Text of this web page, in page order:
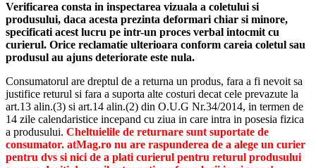
Verificarea consta in inspectarea vizuala a coletului si
produsului, daca acesta prezinta deformari chiar si minore,
specificati acest lucru pe intr-un proces verbal intocmit cu
curierul. Orice reclamatie ulterioara conform careia coletul sau
produsul au ajuns deteriorate este nula.
Consumatorul are dreptul de a returna un produs, fara a fi nevoit sa
justifice returul si fara a suporta alte costuri decat cele prevazute la
art.13 alin.(3) si art.14 alin.(2) din O.U.G Nr.34/2014, in termen de
14 zile calendaristice incepand cu ziua in care intra in posesia fizica
a produsului. Cheltuielile de returnare sunt suportate de
consumator. atMag.ro nu are raspunderea de a alege un curier
pentru dvs si nici de a plati curierul pentru returul produsului